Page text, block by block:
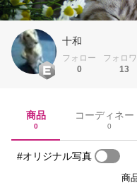
十和
フォロー
0
フォロ
13
商品
0
コーディネー
0
#オリジナル写真
商